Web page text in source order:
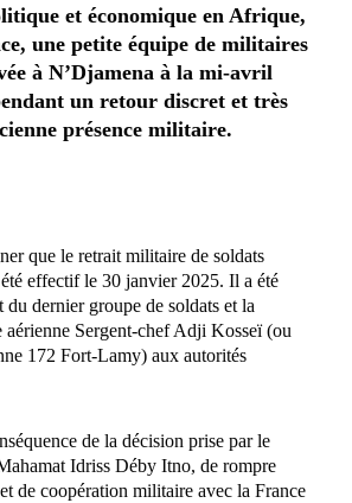
et économique en Afrique,
une petite équipe de militaires
à N’Djamena à la mi-avril
un retour discret et très
présence militaire.
que le retrait militaire de soldats
effectif le 30 janvier 2025. Il a été
du dernier groupe de soldats et la
aérienne Sergent-chef Adji Kosseï (ou
172 Fort-Lamy) aux autorités
de la décision prise par ​le
Idriss Déby Itno, de rompre
de coopération militaire avec la France